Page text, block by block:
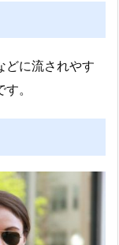
どに流されやす
。